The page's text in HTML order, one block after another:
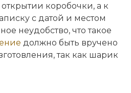
коробочки, а к
с датой и местом
неудобство, что такое
должно быть вручено
так как шарик